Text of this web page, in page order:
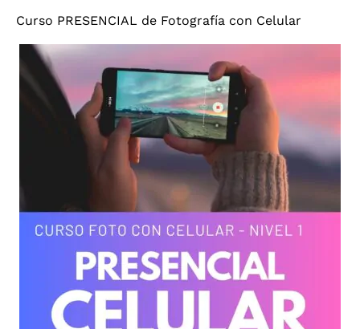
Curso PRESENCIAL de Fotografía con Celular